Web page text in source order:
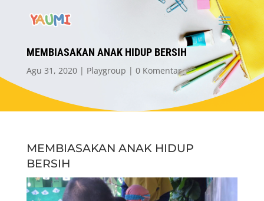
MEMBIASAKAN ANAK HIDUP BERSIH
Agu 31, 2020 Playgroup 0 Komentar
MEMBIASAKAN ANAK HIDUP
BERSIH